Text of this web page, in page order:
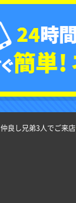
仲良し兄弟3人でご来店